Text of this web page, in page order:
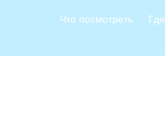
Что посмотреть